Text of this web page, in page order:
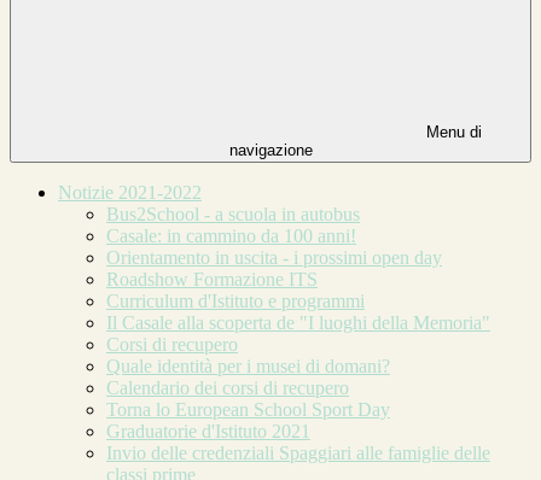
Menu di
navigazione
Notizie 2021-2022
Bus2School - a scuola in autobus
Casale: in cammino da 100 anni!
Orientamento in uscita - i prossimi open day
Roadshow Formazione ITS
Curriculum d'Istituto e programmi
Il Casale alla scoperta de "I luoghi della Memoria"
Corsi di recupero
Quale identità per i musei di domani?
Calendario dei corsi di recupero
Torna lo European School Sport Day
Graduatorie d'Istituto 2021
Invio delle credenziali Spaggiari alle famiglie delle
classi prime